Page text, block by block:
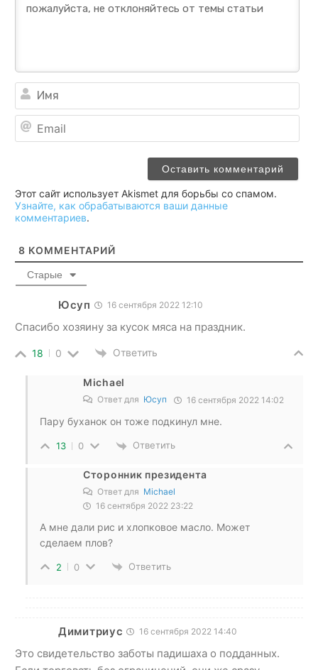
Этот сайт использует Akismet для борьбы со спамом.
Узнайте, как обрабатываются ваши данные
комментариев.
8 КОММЕНТАРИЙ
Старые
Юсуп 16 сентября 2022 12:10
Спасибо хозяину за кусок мяса на праздник.
18 0 Ответить
Michael
Ответ для Юсуп 16 сентября 2022 14:02
Пару буханок он тоже подкинул мне.
13 0 Ответить
Сторонник президента
Ответ для Michael
16 сентября 2022 23:22
А мне дали рис и хлопковое масло. Может
сделаем плов?
2 0 Ответить
Димитриус 16 сентября 2022 14:40
Это свидетельство заботы падишаха о подданных.